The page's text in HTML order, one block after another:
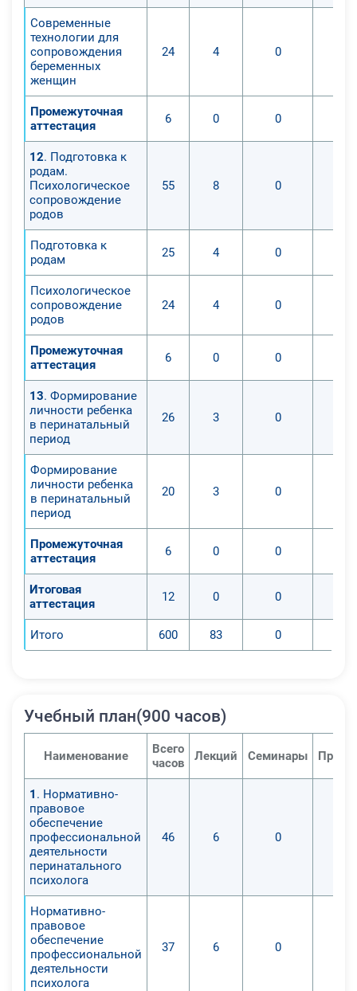
Современные
технологии для
сопровождения
беременных
женщин
24 4 0
Промежуточная
аттестация
6 0 0
12. Подготовка к
родам.
Психологическое
сопровождение
родов
55 8 0
Подготовка к
родам
25 4 0
Психологическое
сопровождение
родов
24 4 0
Промежуточная
аттестация
6 0 0
13. Формирование
личности ребенка
в перинатальный
период
26 3 0
Формирование
личности ребенка
в перинатальный
период
20 3 0
Промежуточная
аттестация
6 0 0
Итоговая
аттестация
12 0 0
Итого 600 83 0
Учебный план(900 часов)
Наименование
Всего
часов
Лекций Семинары
1 . Нормативно-
правовое
обеспечение
профессиональной
деятельности
перинатального
психолога
46 6 0
Нормативно-
правовое
обеспечение
профессиональной
деятельности
психолога
37 6 0